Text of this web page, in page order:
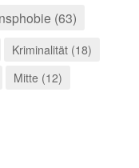
(63)
Kriminalität (18)
Mitte (12)